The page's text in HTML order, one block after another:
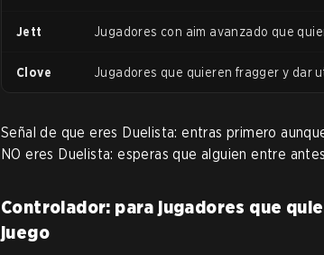
Jett Jugadores con aim avanzado que
Clove Jugadores que quieren fragger y dar
Señal de que eres Duelista: entras primero
NO eres Duelista: esperas que alguien entre
Controlador: para jugadores que
juego